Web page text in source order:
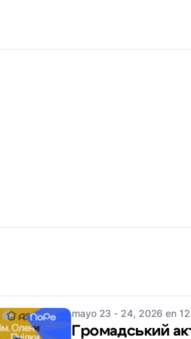
mayo 23 - 24, 2026 en
Громадський